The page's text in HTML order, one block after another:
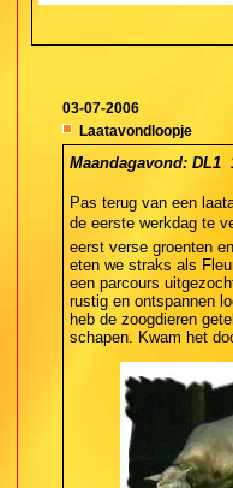
03-07-2006
Laatavondloopje
Maandagavond: DL1 
Pas terug van een
de eerste werkdag te
eerst verse groenten
eten we straks als
een parcours
rustig en ontspannen
heb de zoogdieren
schapen. Kwam het